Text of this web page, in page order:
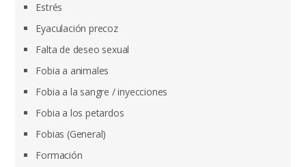
Estrés
Eyaculación precoz
Falta de deseo sexual
Fobia a animales
Fobia a la sangre / inyecciones
Fobia a los petardos
Fobias (General)
Formación